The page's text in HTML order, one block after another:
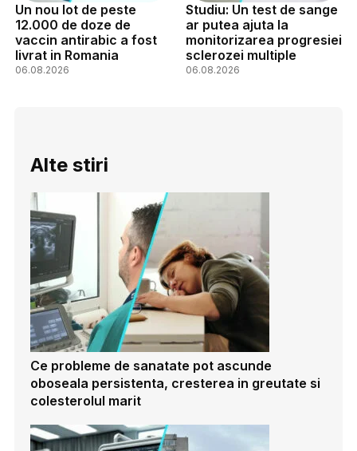
Un nou lot de peste
12.000 de doze de
vaccin antirabic a fost
livrat in Romania
06.08.2026
Studiu: Un test de sange
ar putea ajuta la
monitorizarea progresiei
sclerozei multiple
06.08.2026
Alte stiri
Ce probleme de sanatate pot ascunde
oboseala persistenta, cresterea in greutate si
colesterolul marit